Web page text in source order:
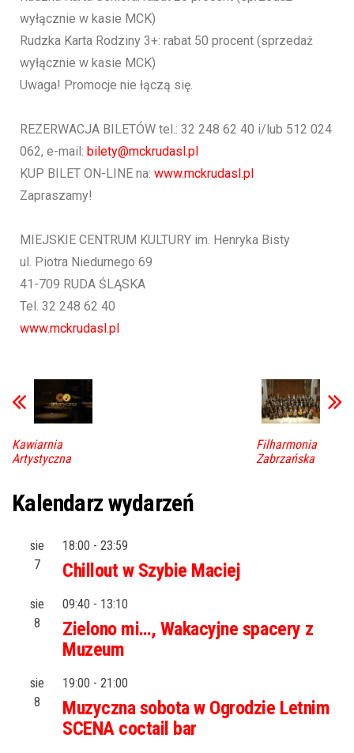
wyłącznie w kasie MCK)
Rudzka Karta Rodziny 3+: rabat 50 procent (sprzedaż
wyłącznie w kasie MCK)
Uwaga! Promocje nie łączą się.
REZERWACJA BILETÓW tel.: 32 248 62 40 i/lub 512 024
062, e-mail: bilety@mckrudasl.pl
KUP BILET ON-LINE na: www.mckrudasl.pl
Zapraszamy!
MIEJSKIE CENTRUM KULTURY im. Henryka Bisty
ul. Piotra Niedurnego 69
41-709 RUDA ŚLĄSKA
Tel. 32 248 62 40
www.mckrudasl.pl
Kawiarnia
Artystyczna
Filharmonia
Zabrzańska
Kalendarz wydarzeń
sie
7
18:00 - 23:59
Chillout w Szybie Maciej
sie
8
09:40 - 13:10
Zielono mi…, Wakacyjne spacery z
Muzeum
sie
8
19:00 - 21:00
Muzyczna sobota w Ogrodzie Letnim
SCENA coctail bar